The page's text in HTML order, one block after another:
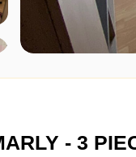
- 3